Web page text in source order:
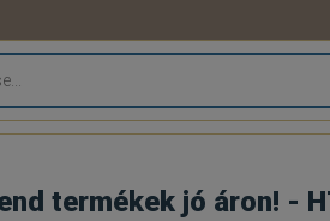
termékek jó áron! -